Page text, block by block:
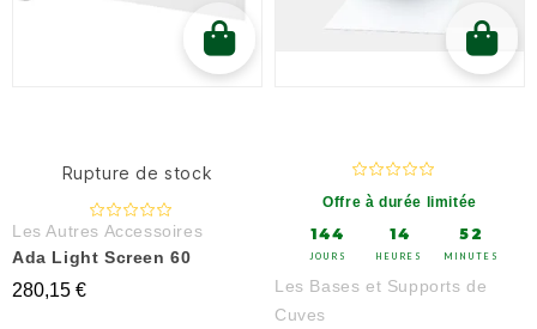
Rupture de stock
Les Autres Accessoires
Ada Light Screen 60
280,15 €
Offre à durée limitée
144
JOURS
14
HEURES
52
MINUTES
Les Bases et Supports de
Cuves